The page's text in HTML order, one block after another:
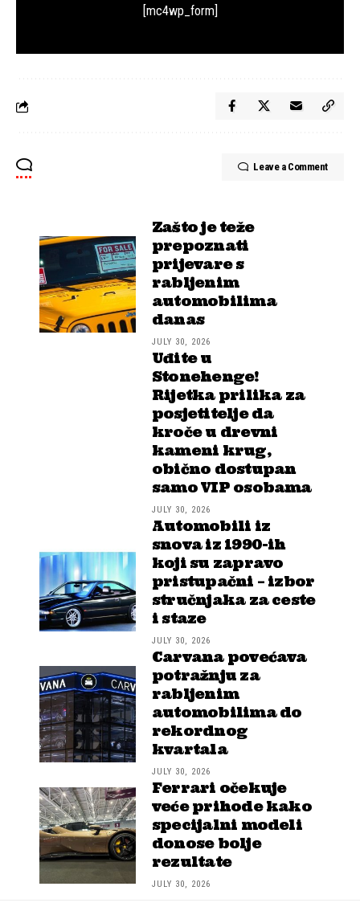
[mc4wp_form]
Leave a Comment
Zašto je teže
prepoznati
prijevare s
rabljenim
automobilima
danas
JULY 30, 2026
Uđite u
Stonehenge!
Rijetka prilika za
posjetitelje da
kroče u drevni
kameni krug,
obično dostupan
samo VIP osobama
JULY 30, 2026
Automobili iz
snova iz 1990-ih
koji su zapravo
pristupačni – izbor
stručnjaka za ceste
i staze
JULY 30, 2026
Carvana povećava
potražnju za
rabljenim
automobilima do
rekordnog
kvartala
JULY 30, 2026
Ferrari očekuje
veće prihode kako
specijalni modeli
donose bolje
rezultate
JULY 30, 2026